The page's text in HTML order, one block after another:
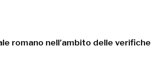
romano nell’ambito delle verifiche